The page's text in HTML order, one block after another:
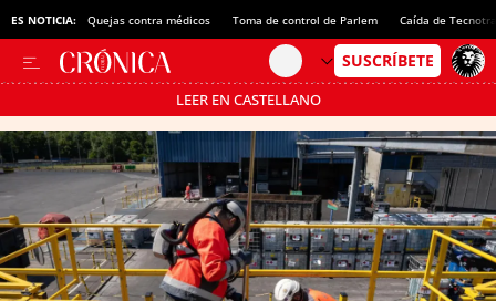
ES NOTICIA: Quejas contra médicos Toma de control de Parlem Caída de
LEER EN CASTELLANO
Pásate al MODO AHORRO